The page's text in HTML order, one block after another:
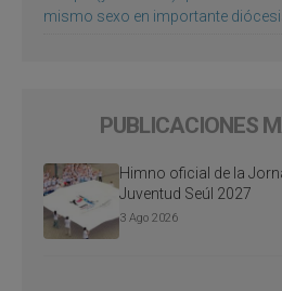
mismo sexo en importante
PUBLICACIONES
Himno oficial de la
Juventud Seúl 2027
3 Ago 2026